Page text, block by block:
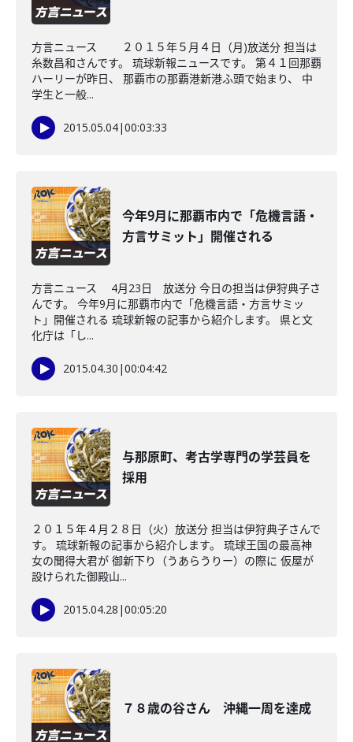
方言ニュース ２０１５年５月４日（月)放送分 担当は
糸数昌和さんです。 琉球新報ニュースです。 第４１回那覇
ハーリーが昨日、 那覇市の那覇港新港ふ頭で始まり、 中
学生と一般...
2015.05.04|00:03:33
今年9月に那覇市内で「危機言語・
方言サミット」開催される
方言ニュース 4月23日 放送分 今日の担当は伊狩典子さ
んです。 今年9月に那覇市内で「危機言語・方言サミッ
ト」開催される 琉球新報の記事から紹介します。 県と文
化庁は「し...
2015.04.30 |00:04:42
与那原町、考古学専門の学芸員を
採用
２０１５年４月２８日（火）放送分 担当は伊狩典子さんで
す。 琉球新報の記事から紹介します。 琉球王国の最高神
女の聞得大君が 御新下り（うあらうりー）の際に 仮屋が
設けられた御殿山...
2015.04.28 |00:05:20
７８歳の谷さん 沖縄一周を達成